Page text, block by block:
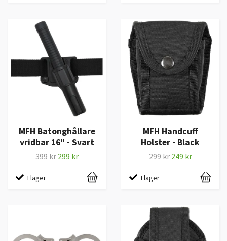
MFH Batonghållare
vridbar 16" - Svart
399 kr 299 kr
I lager
MFH Handcuff
Holster - Black
299 kr 249 kr
I lager